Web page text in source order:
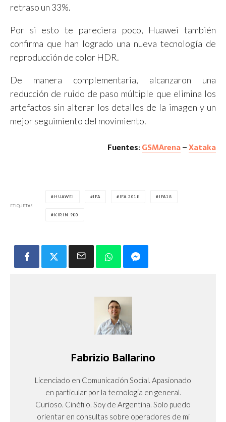
retraso un 33%.
Por si esto te pareciera poco, Huawei también
confirma que han logrado una nueva tecnología de
reproducción de color HDR.
De manera complementaria, alcanzaron una
reducción de ruido de paso múltiple que elimina los
artefactos sin alterar los detalles de la imagen y un
mejor seguimiento del movimiento.
Fuentes:GSMArena–Xataka
ETIQUETAS
HUAWEI IFA IFA 2018 IFA18
KIRIN 980
Fabrizio Ballarino
Licenciado en Comunicación Social. Apasionado
en particular por la tecnología en general.
Curioso. Cinéfilo. Soy de Argentina. Solo puedo
orientar en consultas sobre operadores de mi